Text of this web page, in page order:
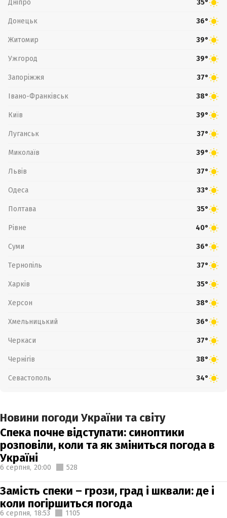
Дніпро 35°
Донецьк 36°
Житомир 39°
Ужгород 39°
Запоріжжя 37°
Івано-Франківськ 38°
Київ 39°
Луганськ 37°
Миколаїв 39°
Львів 37°
Одеса 33°
Полтава 35°
Рівне 40°
Суми 36°
Тернопіль 37°
Харків 35°
Херсон 38°
Хмельницький 36°
Черкаси 37°
Чернігів 38°
Севастополь 34°
Новини погоди України та світу
Спека почне відступати: синоптики
розповіли, коли та як зміниться погода в
Україні
6 серпня, 20:00 528
Замість спеки – грози, град і шквали: де і
коли погіршиться погода
6 серпня, 18:53 1105